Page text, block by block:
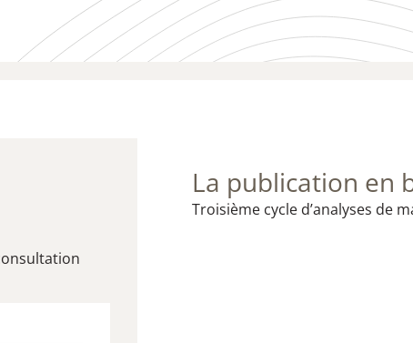
La publication en
​Troisième cycle d’analyses de